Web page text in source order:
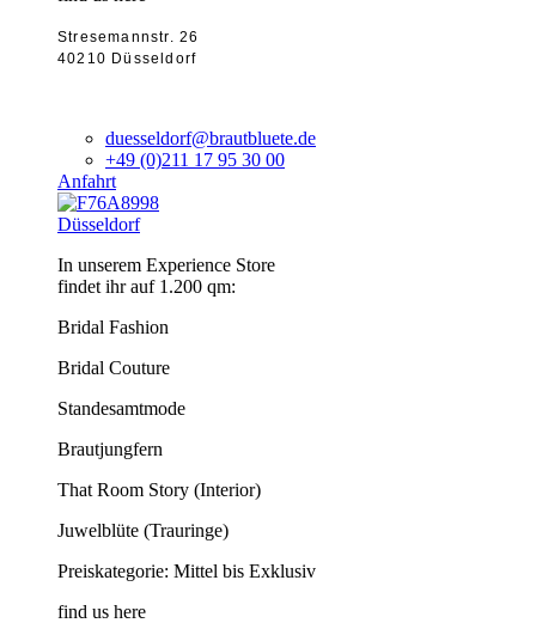
Stresemannstr. 26
40210 Düsseldorf
duesseldorf@brautbluete.de
+49 (0)211 17 95 30 00
Anfahrt
Düsseldorf
In unserem Experience Store
findet ihr auf 1.200 qm:
Bridal Fashion
Bridal Couture
Standesamtmode
Brautjungfern
That Room Story (Interior)
Juwelblüte (Trauringe)
Preiskategorie: Mittel bis Exklusiv
find us here